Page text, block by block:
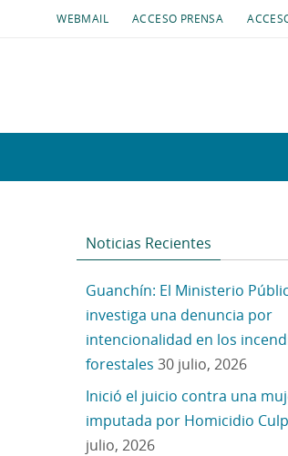
WEBMAIL ACCESO PRENSA
Noticias Recientes
Guanchín: El Ministerio
investiga una denuncia por
intencionalidad en los
forestales 30 julio, 2026
Inició el juicio contra una
imputada por Homicidio
julio, 2026